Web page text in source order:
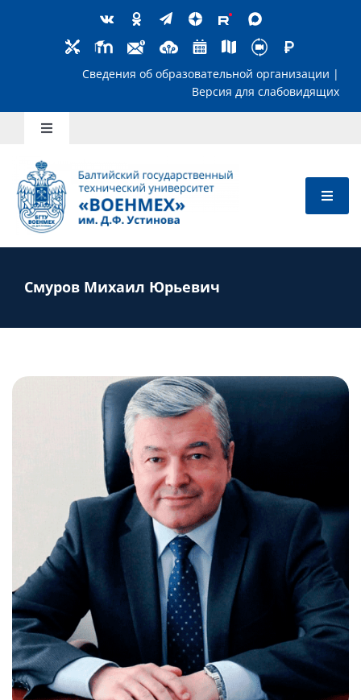
Сведения об образовательной
Toggle
Школьникам
Абитуриентам
Преподавателям
Слушателям
Смуров Михаил Юрьевич